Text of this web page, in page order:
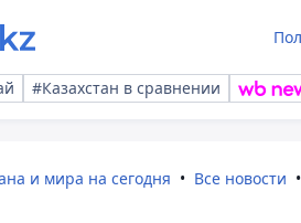
#Казахстан в сравнении
и мира на сегодня Все новости